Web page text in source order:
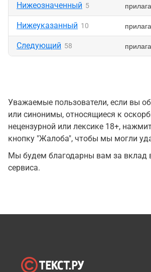
Нижеозначенный 5
Нижеуказанный 10
Следующий 58
Уважаемые пользователи, если вы
или синонимы, относящиеся к
нецензурной или лексике 18+,
кнопку "Жалоба", чтобы мы могли
Мы будем благодарны вам за вклад
сервиса.